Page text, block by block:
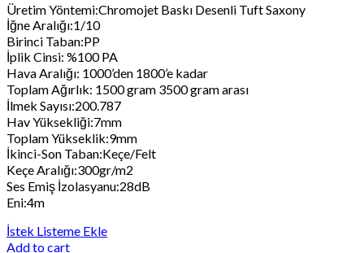
Üretim Yöntemi:Chromojet Baskı Desenli Tuft Saxony
İğne Aralığı:1/10
Birinci Taban:PP
İplik Cinsi: %100 PA
Hava Aralığı: 1000’den 1800’e kadar
Toplam Ağırlık: 1500 gram 3500 gram arası
İlmek Sayısı:200.787
Hav Yüksekliği:7mm
Toplam Yükseklik:9mm
İkinci-Son Taban:Keçe/Felt
Keçe Aralığı:300gr/m2
Ses Emiş İzolasyanu:28dB
Eni:4m
İstek Listeme Ekle
Add to cart